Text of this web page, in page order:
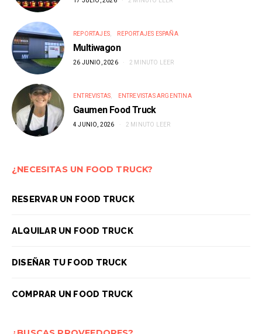
REPORTAJES REPORTAJES ESPAÑA
Multiwagon
26 JUNIO, 2026 2 MINUTO LEER
ENTREVISTAS ENTREVISTAS ARGENTINA
Gaumen Food Truck
4 JUNIO, 2026 2 MINUTO LEER
¿NECESITAS UN FOOD TRUCK?
RESERVAR UN FOOD TRUCK
ALQUILAR UN FOOD TRUCK
DISEÑAR TU FOOD TRUCK
COMPRAR UN FOOD TRUCK